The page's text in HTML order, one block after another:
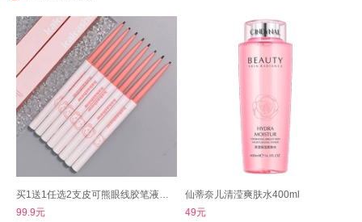
买1送1任选2支皮可熊眼线胶笔液皮克熊卧蚕
99.9元
仙蒂奈儿清滢爽肤水400ml
49元